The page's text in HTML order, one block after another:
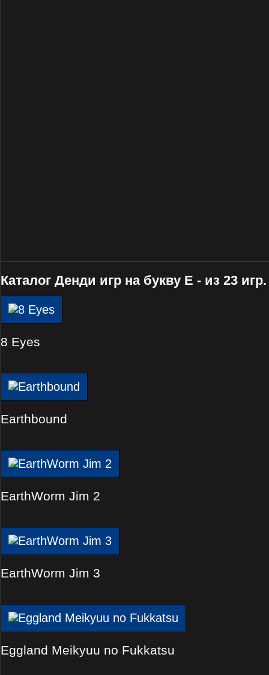
Каталог Денди игр на букву E - из 23 игр.
8 Eyes
Earthbound
EarthWorm Jim 2
EarthWorm Jim 3
Eggland Meikyuu no Fukkatsu